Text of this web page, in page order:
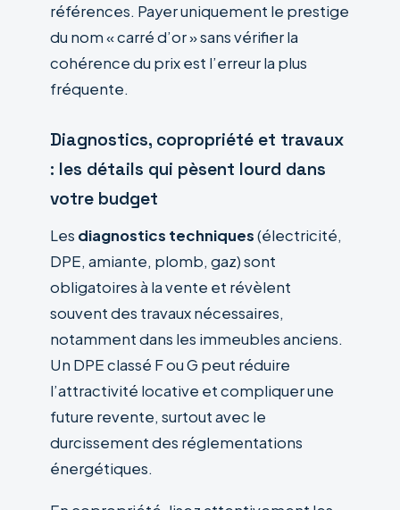
références. Payer uniquement le prestige
du nom « carré d’or » sans vérifier la
cohérence du prix est l’erreur la plus
fréquente.
Diagnostics, copropriété et travaux
: les détails qui pèsent lourd dans
votre budget
Les diagnostics techniques(électricité,
DPE, amiante, plomb, gaz) sont
obligatoires à la vente et révèlent
souvent des travaux nécessaires,
notamment dans les immeubles anciens.
Un DPE classé F ou G peut réduire
l’attractivité locative et compliquer une
future revente, surtout avec le
durcissement des réglementations
énergétiques.